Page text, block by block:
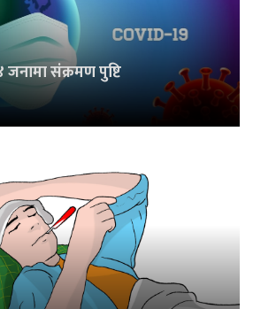
संक्रमण पुष्टि